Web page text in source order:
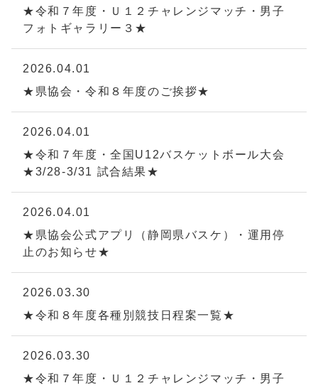
★令和７年度・Ｕ１２チャレンジマッチ・男子
フォトギャラリー３★
2026.04.01
★県協会・令和８年度のご挨拶★
2026.04.01
★令和７年度・全国U12バスケットボール大会
★3/28-3/31 試合結果★
2026.04.01
★県協会公式アプリ（静岡県バスケ）・運用停
止のお知らせ★
2026.03.30
★令和８年度各種別競技日程案一覧★
2026.03.30
★令和７年度・Ｕ１２チャレンジマッチ・男子